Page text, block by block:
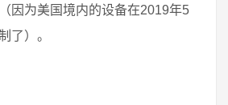
因为美国境内的设备在2019年5
了）。